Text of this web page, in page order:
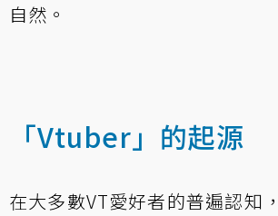
自然。
「Vtuber」的起源
在大多數VT愛好者的普遍認知